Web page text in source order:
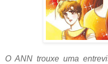
O ANN trouxe uma